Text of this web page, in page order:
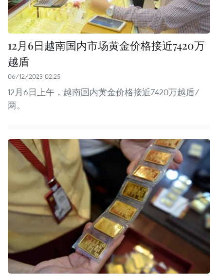
12月6日越南国内市场黄金价格接近7420万
越盾
06/12/2023 02:25
12月6日上午，越南国内黄金价格接近7420万越盾/
两。